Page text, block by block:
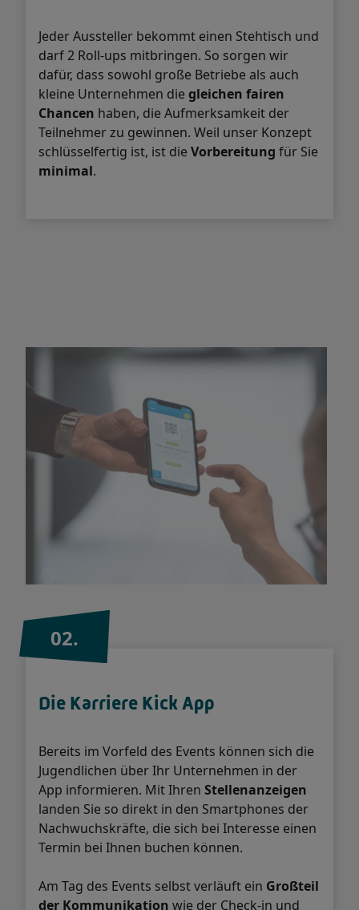
Jeder Aussteller bekommt einen Stehtisch und
darf 2 Roll-ups mitbringen. So sorgen wir
dafür, dass sowohl große Betriebe als auch
kleine Unternehmen die gleichen fairen
Chancen haben, die Aufmerksamkeit der
Teilnehmer zu gewinnen. Weil unser Konzept
schlüsselfertig ist, ist die Vorbereitung für Sie
minimal.
02.
Die Karriere Kick App
Bereits im Vorfeld des Events können sich die
Jugendlichen über Ihr Unternehmen in der
App informieren. Mit Ihren Stellenanzeigen
landen Sie so direkt in den Smartphones der
Nachwuchskräfte, die sich bei Interesse einen
Termin bei Ihnen buchen können.
Am Tag des Events selbst verläuft ein Großteil
der Kommunikation wie der Check-in und